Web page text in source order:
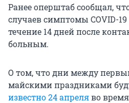
Ранее оперштаб сообщал,
случаев симптомы COVID-
течение 14 дней после
больным.
О том, что дни между
майскими праздниками
известно 24 апреляво